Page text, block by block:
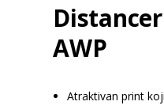
AWP
Atraktivan print